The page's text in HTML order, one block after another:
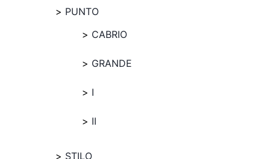
PUNTO
CABRIO
GRANDE
I
II
STILO